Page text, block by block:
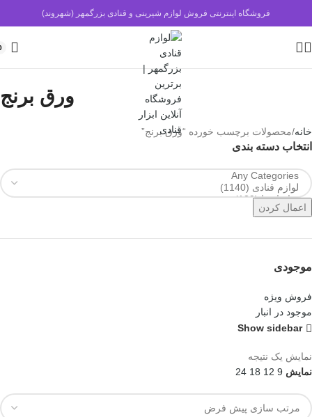
فروشگاه اینترنتی فروش لوازم شیرینی و قنادی بزرگمهر (شهروند)
ورق برنج
خانه محصولات برچسب خورده “ورق برنج”
انتخاب دسته بندی
اعمال کردن
موجودی
فروش ویژه
موجود در انبار
Show sidebar
نمایش یک نتیجه
نمایش 9
12
18
24